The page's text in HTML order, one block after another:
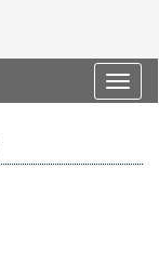
Idioma